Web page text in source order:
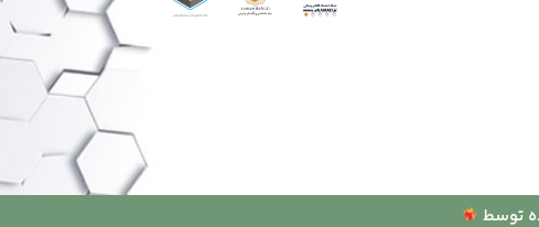
توسط